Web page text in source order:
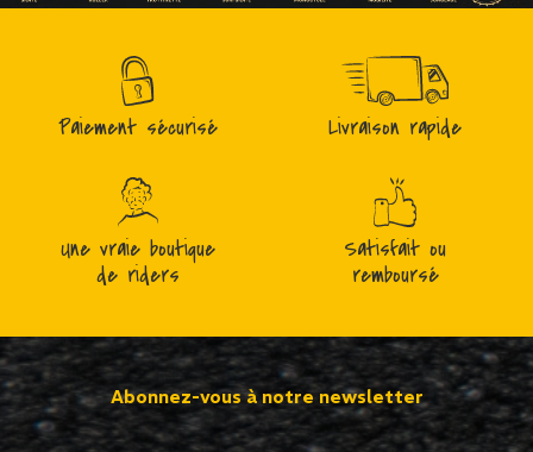
Paiement sécurisé Livraison rapide
Une vraie boutique
de riders
Satisfait ou
remboursé
Abonnez-vous à notre newsletter